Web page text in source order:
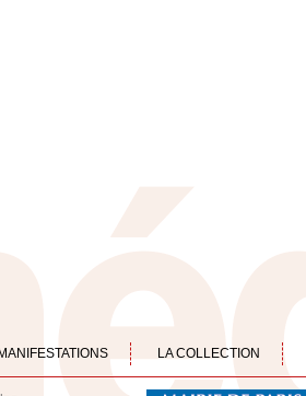
MANIFESTATIONS LA COLLECTION